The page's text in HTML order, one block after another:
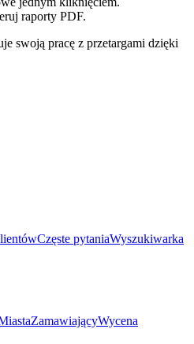
raporty PDF.
swoją pracę z przetargami dzięki
Częste pytaniaWyszukiwarka
ZamawiającyWycena